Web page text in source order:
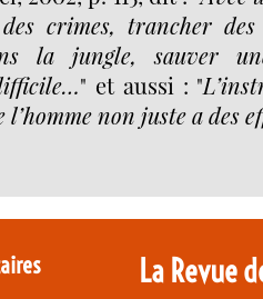
crimes, trancher
la jungle, sauver
" et aussi : "
l’homme non juste a des
La Revue